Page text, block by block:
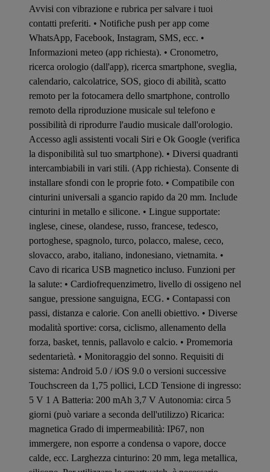
Avvisi con vibrazione e rubrica per salvare i tuoi
contatti preferiti. • Notifiche push per app come
WhatsApp, Facebook, Instagram, SMS, ecc. •
Informazioni meteo (app richiesta). • Cronometro,
ricerca orologio (dall'app), ricerca smartphone, sveglia,
calendario, calcolatrice, SOS, gioco di abilità, scatto
remoto per la fotocamera dello smartphone, controllo
remoto della riproduzione musicale sul telefono e
possibilità di riprodurre l'audio musicale dall'orologio.
Accesso agli assistenti vocali Siri e Ok Google (verifica
la disponibilità sul tuo smartphone). • Diversi quadranti
intercambiabili in vari stili. (App richiesta). Consente di
installare sfondi con le proprie foto. • Compatibile con
cinturini universali a sgancio rapido da 20 mm. Include
cinturini in metallo e silicone. • Lingue supportate:
inglese, cinese, olandese, russo, francese, tedesco,
portoghese, spagnolo, turco, polacco, malese, ceco,
slovacco, arabo, italiano, indonesiano, vietnamita. •
Cavo di ricarica USB magnetico incluso. Funzioni per
la salute: • Cardiofrequenzimetro, livello di ossigeno nel
sangue, pressione sanguigna, ECG. • Contapassi con
passi, distanza e calorie. Con anelli obiettivo. • Diverse
modalità sportive: corsa, ciclismo, allenamento della
forza, basket, tennis, pallavolo e calcio. • Promemoria
sedentarietà. • Monitoraggio del sonno. Requisiti di
sistema: Android 5.0 / iOS 9.0 o versioni successive
Touchscreen da 1,75 pollici, LCD Tensione di ingresso:
5 V 1 A Batteria: 200 mAh 3,7 V Autonomia: circa 5
giorni (può variare a seconda dell'utilizzo) Ricarica:
magnetica Grado di impermeabilità: IP67, non
immergere, non esporre a condensa o vapore, docce
calde, ecc. Larghezza cinturino: 20 mm, lega metallica,